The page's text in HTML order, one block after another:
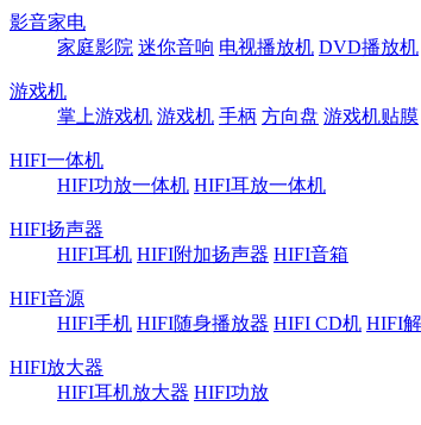
影音家电
家庭影院 迷你音响 电视播放机 DVD播放机
游戏机
掌上游戏机 游戏机 手柄 方向盘 游戏机贴膜
HIFI一体机
HIFI功放一体机 HIFI耳放一体机
HIFI扬声器
HIFI耳机 HIFI附加扬声器 HIFI音箱
HIFI音源
HIFI手机 HIFI随身播放器 HIFI CD机 HIFI
HIFI放大器
HIFI耳机放大器 HIFI功放